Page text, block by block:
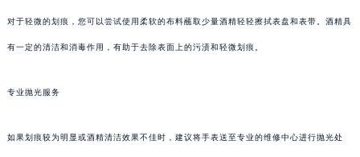
对于轻微的划痕，您可以尝试使用柔软的布料蘸取少量酒精轻轻擦拭表盘和表带。酒精具
有一定的清洁和消毒作用，有助于去除表面上的污渍和轻微划痕。
专业抛光服务
如果划痕较为明显或酒精清洁效果不佳时，建议将手表送至专业的维修中心进行抛光处